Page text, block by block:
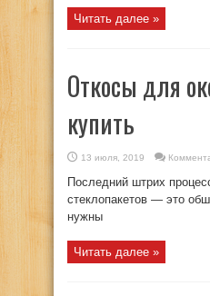
Читать далее »
Откосы для
купить
13 июля, 2019
Последний штрих
стеклопакетов — это
нужны
Читать далее »